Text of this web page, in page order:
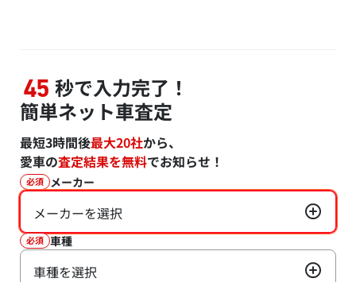
45 秒で入力完了！
簡単ネット車査定
最短3時間後最大20社から、
愛車の査定結果を無料でお知らせ！
必須 メーカー
メーカーを選択
必須 車種
車種を選択